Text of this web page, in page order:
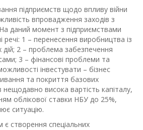
підприємств щодо впливу війни
впровадження заходів з
даний момент з підприємствами
речі: 1 – перенесення виробництва із
2 – проблема забезпечення
3 – фінансові проблеми та
інвестувати – бізнес
та покриття базових
нещодавно висока вартість капіталу,
облікової ставки НБУ до 25%,
ситуацію.
створення спеціальних